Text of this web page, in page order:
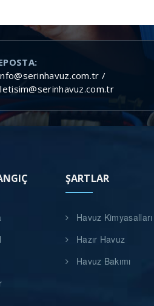
/
ŞARTLAR
Havuz Kimyasalları
Hazır Havuz
Havuz Bakımı